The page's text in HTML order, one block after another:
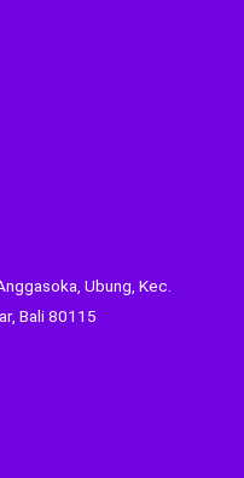
Ubung, Kec.
Bali 80115